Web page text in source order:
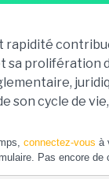
rapidité
sa prolifération
son cycle de
connectez-vous à
Pas encore de